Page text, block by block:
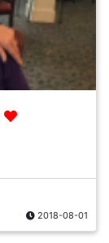
2018-08-01